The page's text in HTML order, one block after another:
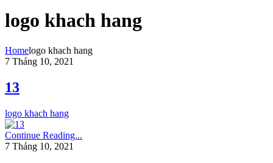
logo khach hang
Homelogo khach hang
7 Tháng 10, 2021
13
logo khach hang
Continue Reading...
7 Tháng 10, 2021